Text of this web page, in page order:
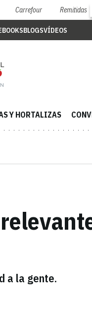
Carrefour Remitidas
BLOGSVÍDEOS
Y HORTALIZAS
a la gente.